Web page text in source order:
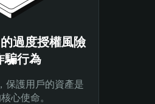
過度授權風險
騙行為
保護用戶的資產是
心使命。